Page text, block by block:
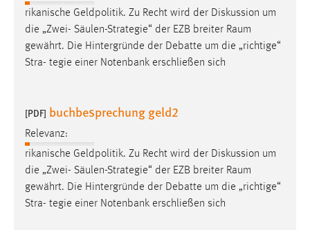
rikanische Geldpolitik. Zu Recht wird der Diskussion um
die „Zwei- Säulen-Strategie“ der EZB breiter Raum
gewährt. Die Hintergründe der Debatte um die „richtige“
Stra- tegie einer Notenbank erschließen sich
[PDF] buchbesprechung geld2
Relevanz:
rikanische Geldpolitik. Zu Recht wird der Diskussion um
die „Zwei- Säulen-Strategie“ der EZB breiter Raum
gewährt. Die Hintergründe der Debatte um die „richtige“
Stra- tegie einer Notenbank erschließen sich